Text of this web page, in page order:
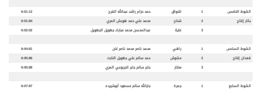
الشوط الخامس 1 اشواق حمد حزام راشد عبدالله القرح
6:01:12
بكار إنتاج
2 شناح محمد علي حمد هوبش المري
6:01:84
3
غاية عبدالمحسن محمد مبارك جهويل الجهويل 6:02:02
الشوط السادس 1 راهي محمد ناصر محمد ناصر لخن
6:04:81
قعدان إنتاج
2 مشوش حمد سالم علي جهويل النابت
6:05:86
3
مختار جابر سالم جابر الجربوعي المري 6:05:88
الشوط السابع 1 جمرة جارالله سالم مسعود أبوشريده
6:07:87